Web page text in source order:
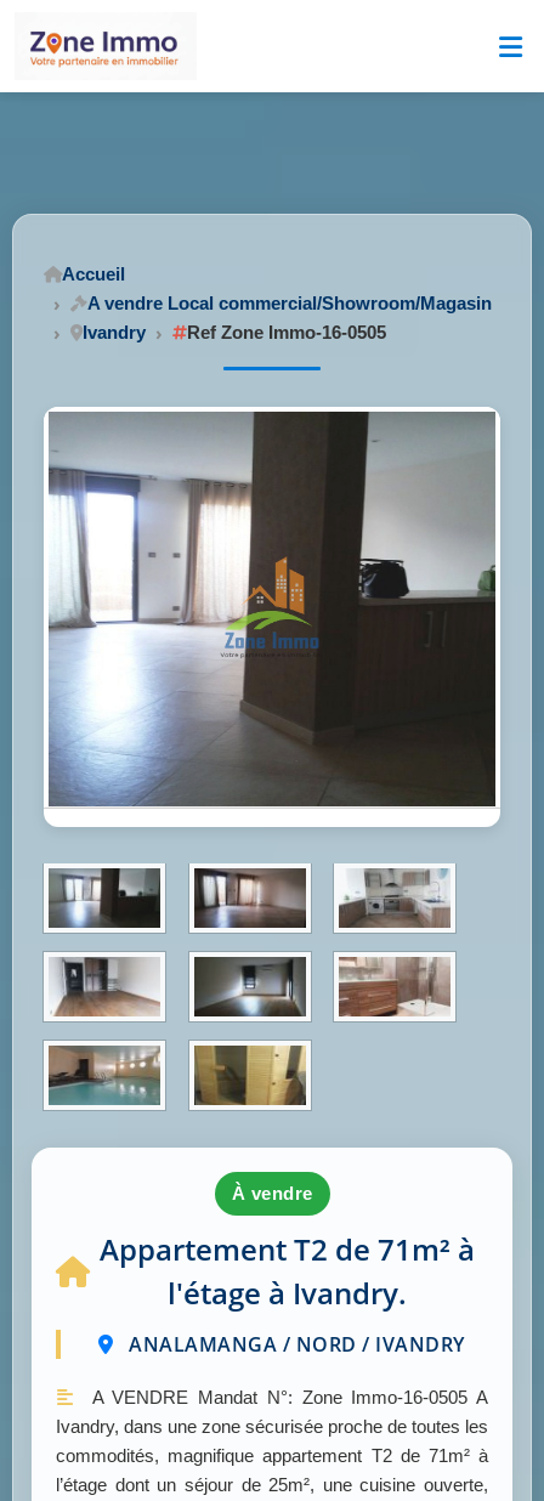
Accueil
A vendre Local commercial/Showroom/Magasin
Ivandry
Ref Zone Immo-16-0505
à vendre
Appartement T2 de 71m² à
l'étage à Ivandry.
ANALAMANGA / NORD / IVANDRY
A VENDRE Mandat N°: Zone Immo-16-0505 A
Ivandry, dans une zone sécurisée proche de toutes les
commodités, magnifique appartement T2 de 71m² à
l’étage dont un séjour de 25m², une cuisine ouverte,